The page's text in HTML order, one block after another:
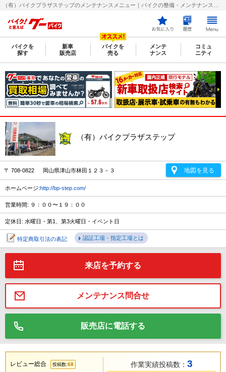
バイクを
探す
新車
販売店
バイクを
売る
メンテ
ナンス
コミュ
ニティ
（有）バイクプラザステップ
〒 708-0822 岡山県津山市林田１２３－３ 地図を見る
ホームページ:http://bp-step.com/
営業時間: ９：００〜１９：００
定休日: 水曜日・第1、第3火曜日・イベント日
特定商取引法の表記 認証工場・指定工場とは
来店を予約する
メンテナンス問合せ
販売店に電話する
レビュー総合 投稿数:68 作業実績投稿数： 3